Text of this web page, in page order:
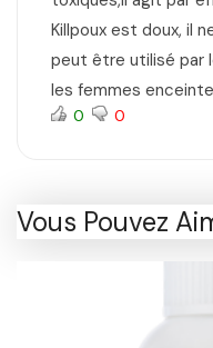
Killpoux est doux, il
peut être utilisé par
les femmes
0 0
Vous Pouvez